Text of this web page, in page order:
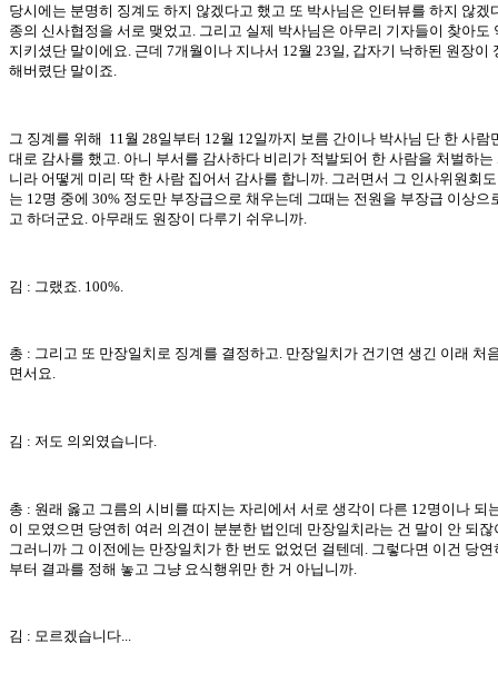
당시에는 분명히 징계도 하지 않겠다고 했고 또 박사님은 인터뷰를 하지 않겠
종의 신사협정을 서로 맺었고. 그리고 실제 박사님은 아무리 기자들이 찾아도
지키셨단 말이에요. 근데 7개월이나 지나서 12월 23일, 갑자기 낙하된 원장이
해버렸단 말이죠.
그 징계를 위해 11월 28일부터 12월 12일까지 보름 간이나 박사님 단 한 사람
대로 감사를 했고. 아니 부서를 감사하다 비리가 적발되어 한 사람을 처벌하는
니라 어떻게 미리 딱 한 사람 집어서 감사를 합니까. 그러면서 그 인사위원회
는 12명 중에 30% 정도만 부장급으로 채우는데 그때는 전원을 부장급 이상으
고 하더군요. 아무래도 원장이 다루기 쉬우니까.
김 : 그랬죠. 100%.
총 : 그리고 또 만장일치로 징계를 결정하고. 만장일치가 건기연 생긴 이래 처
면서요.
김 : 저도 의외였습니다.
총 : 원래 옳고 그름의 시비를 따지는 자리에서 서로 생각이 다른 12명이나 되
이 모였으면 당연히 여러 의견이 분분한 법인데 만장일치라는 건 말이 안 되잖
그러니까 그 이전에는 만장일치가 한 번도 없었던 걸텐데. 그렇다면 이건 당연
부터 결과를 정해 놓고 그냥 요식행위만 한 거 아닙니까.
김 : 모르겠습니다...